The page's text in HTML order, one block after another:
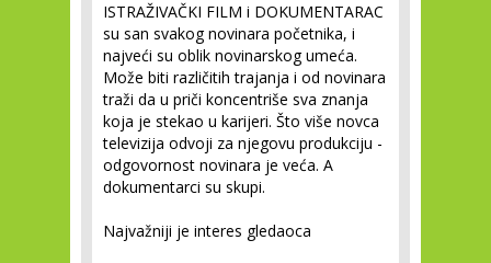
ISTRAŽIVAČKI FILM i DOKUMENTARAC
su san svakog novinara početnika, i
najveći su oblik novinarskog umeća.
Može biti različitih trajanja i od novinara
traži da u priči koncentriše sva znanja
koja je stekao u karijeri. Što više novca
televizija odvoji za njegovu produkciju -
odgovornost novinara je veća. A
dokumentarci su skupi.
Najvažniji je interes gledaoca